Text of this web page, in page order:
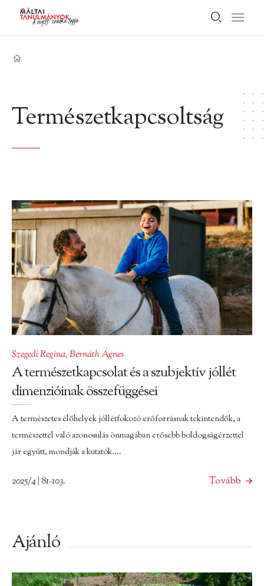
Természetkapcsoltság
Szegedi Regina,Bernáth Ágnes
A természetkapcsolat és a szubjektív jóllét
dimenzióinak összefüggései
A természetes élőhelyek jóllétfokozó erőforrásnak tekintendők, a
természettel való azonosulás önmagában erősebb boldogságérzettel
jár együtt, mondják a kutatók....
2025/4 | 81-103. Tovább
Ajánló